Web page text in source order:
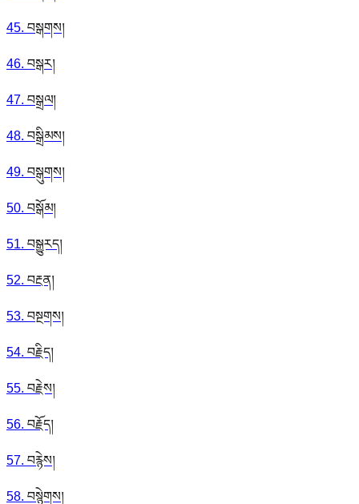
45. བསྒགས།
46. བསྒར།
47. བསྒྲལ།
48. བསྒྲིམས།
49. བསྒུགས།
50. བསྒོམ།
51. བསྒྱུརད།
52. བརྔན།
53. བསྔགས།
54. བརྗིད།
55. བརྗེས།
56. བརྗོད།
57. བརྙེས།
58. བསྙེགས།